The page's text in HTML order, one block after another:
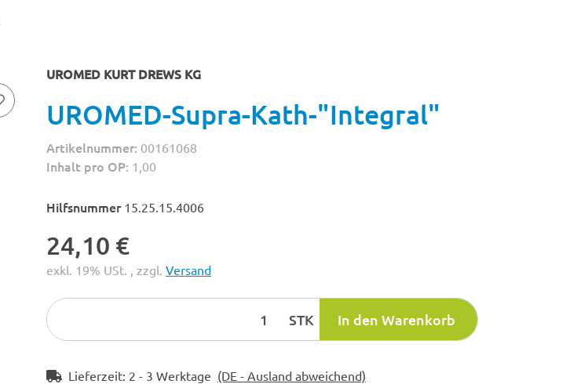
UROMED KURT DREWS KG
UROMED-Supra-Kath-"Integral"
Artikelnummer: 00161068
Inhalt pro OP: 1,00
Hilfsnummer 15.25.15.4006
24,10 €
exkl. 19% USt. , zzgl. Versand
STK In den Warenkorb
Lieferzeit: 2 - 3 Werktage (DE - Ausland abweichend)